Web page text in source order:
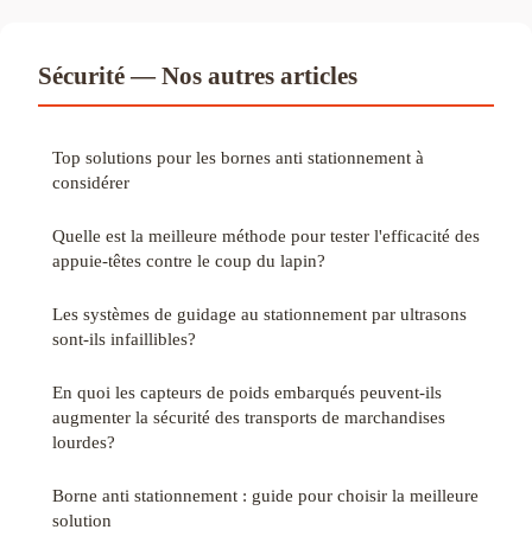
Sécurité — Nos autres articles
Top solutions pour les bornes anti stationnement à
considérer
Quelle est la meilleure méthode pour tester l'efficacité des
appuie-têtes contre le coup du lapin?
Les systèmes de guidage au stationnement par ultrasons
sont-ils infaillibles?
En quoi les capteurs de poids embarqués peuvent-ils
augmenter la sécurité des transports de marchandises
lourdes?
Borne anti stationnement : guide pour choisir la meilleure
solution